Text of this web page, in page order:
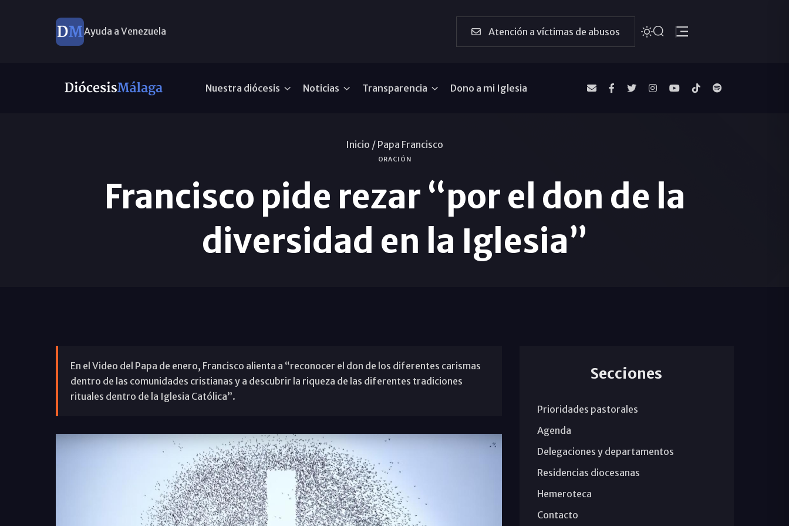
Ayuda a Venezuela Atención a víctimas de abusos
Nuestra diócesis Noticias Transparencia Dono a mi Iglesia
Inicio / Papa Francisco
ORACIÓN
Francisco pide rezar “por el don de la
diversidad en la Iglesia”
En el Video del Papa de enero, Francisco alienta a “reconocer el don de los diferentes carismas
dentro de las comunidades cristianas y a descubrir la riqueza de las diferentes tradiciones
rituales dentro de la Iglesia Católica”.
Secciones
Prioridades pastorales
Agenda
Delegaciones y departamentos
Residencias diocesanas
Hemeroteca
Contacto